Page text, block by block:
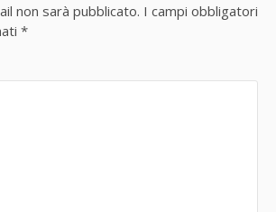
non sarà pubblicato. I campi obbligatori
*